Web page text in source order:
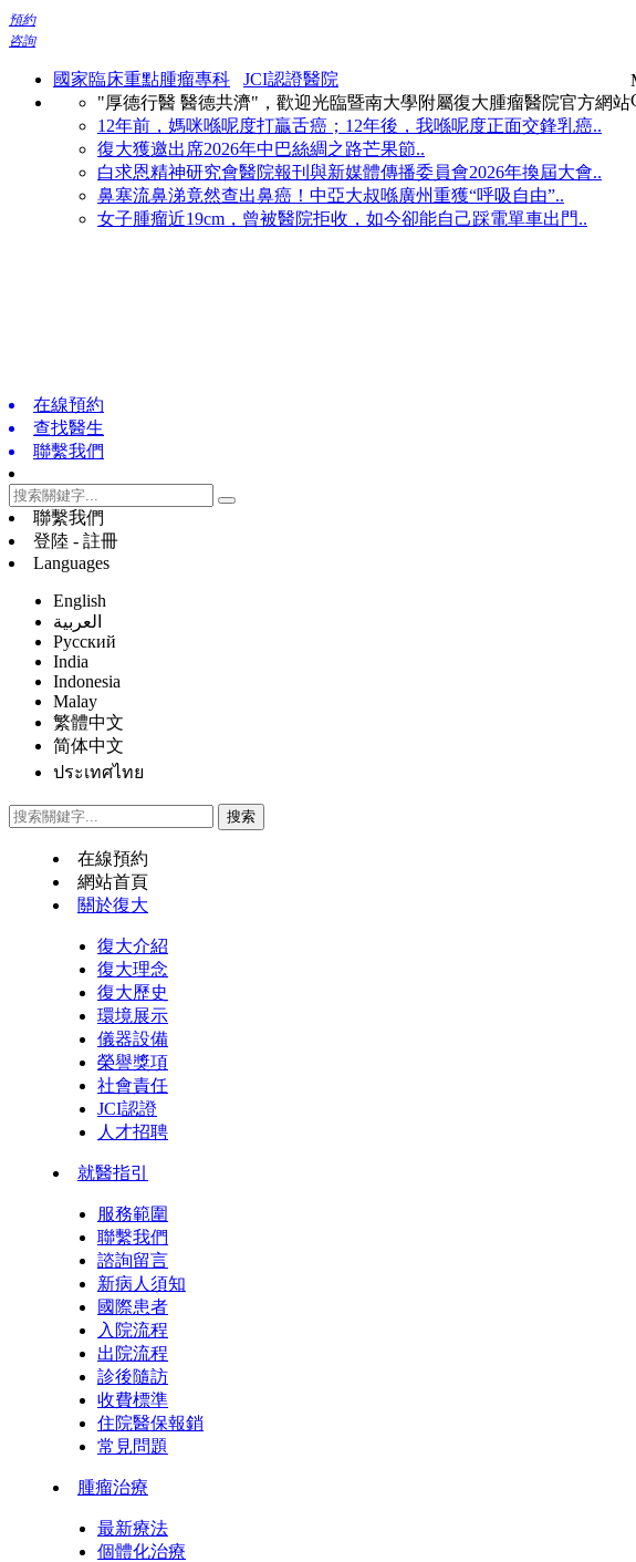
預約
咨詢
國家臨床重點腫瘤專科
JCI認證醫院
"厚德行醫 醫德共濟"，歡迎光臨暨南大學附屬復大腫瘤醫院官方網站
12年前，媽咪喺呢度打贏舌癌；12年後，我喺呢度正面交鋒乳癌..
復大獲邀出席2026年中巴絲綢之路芒果節..
白求恩精神研究會醫院報刊與新媒體傳播委員會2026年換屆大會..
鼻塞流鼻涕竟然查出鼻癌！中亞大叔喺廣州重獲“呼吸自由”..
女子腫瘤近19cm，曾被醫院拒收，如今卻能自己踩電單車出門..
在線預約
查找醫生
聯繫我們
聯繫我們
登陸 - 註冊
Languages
English
العربية
Русский
India
Indonesia
Malay
繁體中文
简体中文
ประเทศไทย
在線預約
網站首頁
關於復大
復大介紹
復大理念
復大歷史
環境展示
儀器設備
榮譽獎項
社會責任
JCI認證
人才招聘
就醫指引
服務範圍
聯繫我們
諮詢留言
新病人須知
國際患者
入院流程
出院流程
診後隨訪
收費標準
住院醫保報銷
常見問題
腫瘤治療
最新療法
個體化治療